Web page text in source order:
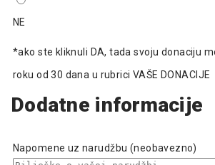
NE
*ako ste kliknuli DA, tada svoju donaciju
roku od 30 dana u rubrici VAŠE DONACIJE
Dodatne informacije
Napomene uz narudžbu (neobavezno)